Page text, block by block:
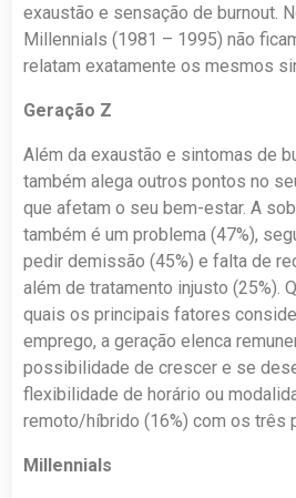
exaustão e sensação de burnout.
Millennials (1981 – 1995) não
relatam exatamente os mesmos
Geração Z
Além da exaustão e sintomas de
também alega outros pontos no
que afetam o seu bem-estar. A
também é um problema (47%),
pedir demissão (45%) e falta de
além de tratamento injusto (25%).
quais os principais fatores
emprego, a geração elenca
possibilidade de crescer e se
flexibilidade de horário ou
remoto/híbrido (16%) com os três
Millennials